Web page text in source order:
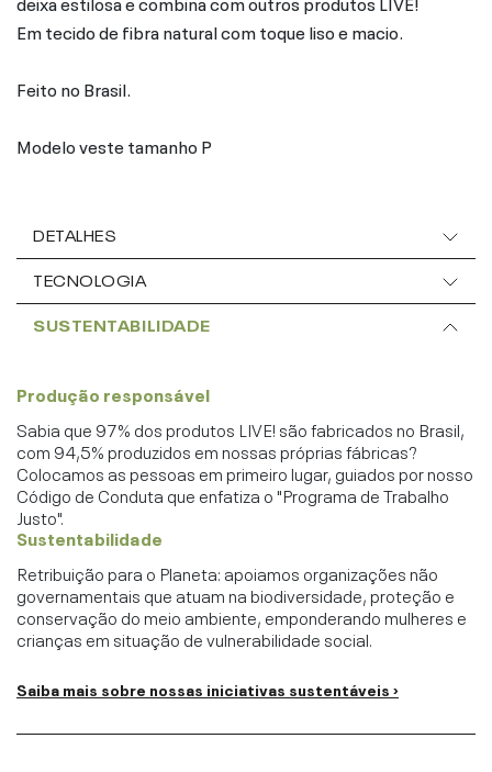
Em tecido de fibra natural com toque liso e macio.
Feito no Brasil.
Modelo veste tamanho P
DETALHES
TECNOLOGIA
SUSTENTABILIDADE
Produção responsável
Sabia que 97% dos produtos LIVE! são fabricados no Brasil,
com 94,5% produzidos em nossas próprias fábricas?
Colocamos as pessoas em primeiro lugar, guiados por nosso
Código de Conduta que enfatiza o "Programa de Trabalho
Justo".
Sustentabilidade
Retribuição para o Planeta: apoiamos organizações não
governamentais que atuam na biodiversidade, proteção e
conservação do meio ambiente, emponderando mulheres e
crianças em situação de vulnerabilidade social.
Saiba mais sobre nossas iniciativas sustentáveis ›